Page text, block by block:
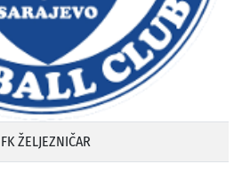
FK ŽELJEZNIČAR